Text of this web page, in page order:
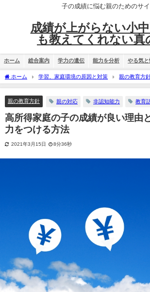
子の成績に悩む親のためのサイ
成績が上がらない小
も教えてくれない真
ホーム 総合案内 学力の遺伝 能力を分析 やる気と
ホーム 学習、家庭環境の原因と対策 親の教育方
績が良い理由と低所得でも学力をつける方法
親の教育方針 親の対応 非認知能力 教育
高所得家庭の子の成績が良い理由
力をつける方法
2021年3月15日 8分36秒